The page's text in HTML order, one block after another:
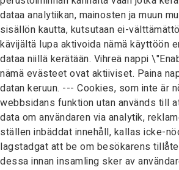
dataa analytiikan, mainosten ja muun
sisällön kautta, kutsutaan ei-
kävijältä lupa aktivoida nämä käyttöön
dataa niillä kerätään. Vihreä nappi
nämä evästeet ovat aktiiviset. Paina
datan keruun. --- Cookies, som inte är
webbsidans funktion utan används till
data om användaren via analytik,
ställen inbäddat innehåll, kallas icke-
lagstadgat att be om besökarens
dessa innan insamling sker av